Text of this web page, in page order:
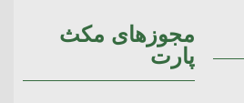
مجوزهای مکث
پارت